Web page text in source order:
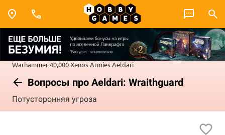
Warhammer 40,000Xenos ArmiesAeldari
Вопросы про Aeldari: Wraithguard
Потусторонняя угроза